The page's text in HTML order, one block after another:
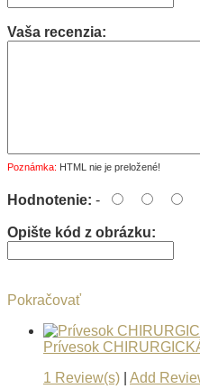
Vaša recenzia:
Poznámka: HTML nie je preložené!
Hodnotenie: -
Opište kód z obrázku:
Pokračovať
Prívesok
1 Review(s)
Add